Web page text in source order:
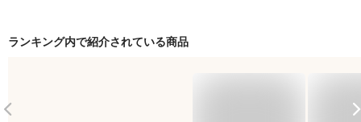
ランキング内で紹介されている商品